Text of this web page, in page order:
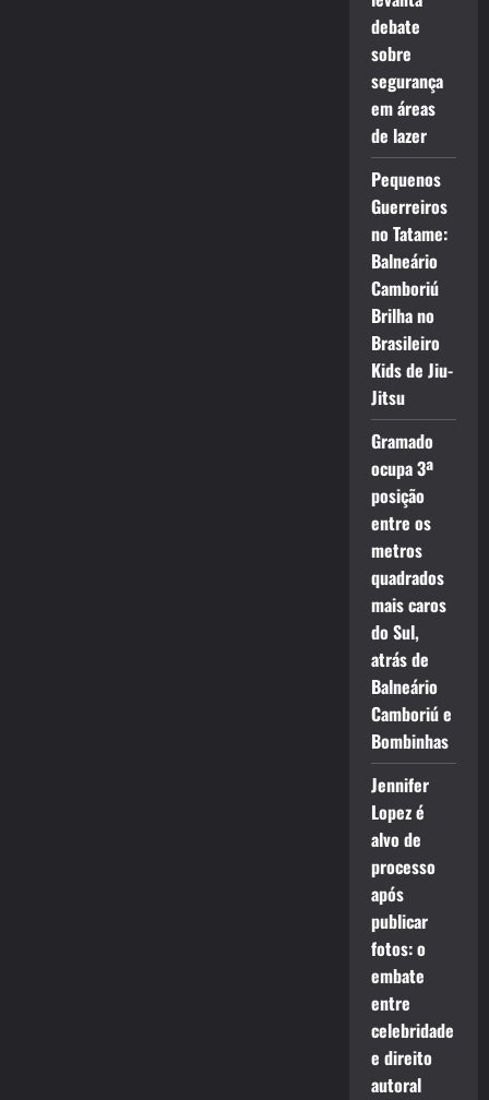
debate
sobre
segurança
em áreas
de lazer
Pequenos
Guerreiros
no Tatame:
Balneário
Camboriú
Brilha no
Brasileiro
Kids de Jiu-
Jitsu
Gramado
ocupa 3ª
posição
entre os
metros
quadrados
mais caros
do Sul,
atrás de
Balneário
Camboriú e
Bombinhas
Jennifer
Lopez é
alvo de
processo
após
publicar
fotos: o
embate
entre
celebridade
e direito
autoral